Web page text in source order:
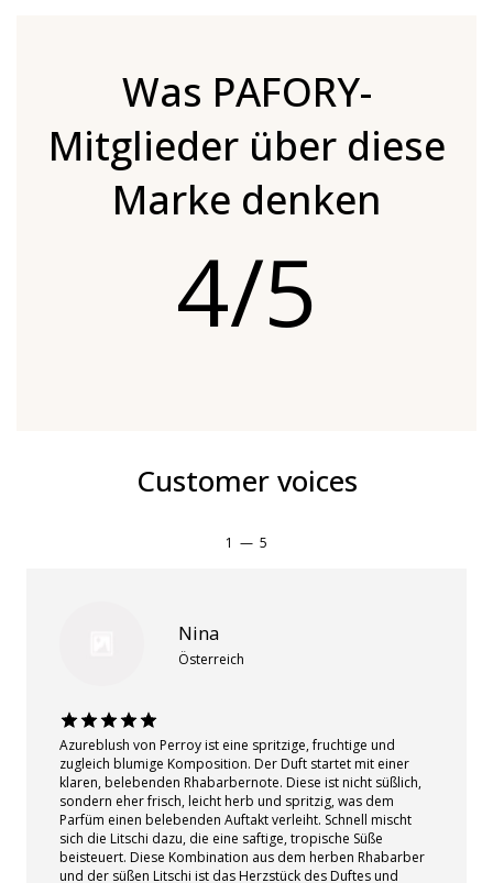
Was PAFORY-
Mitglieder über diese
Marke denken
4/5
Customer voices
1 — 5
Nina
Österreich
Azureblush von Perroy ist eine spritzige, fruchtige und
zugleich blumige Komposition. Der Duft startet mit einer
klaren, belebenden Rhabarbernote. Diese ist nicht süßlich,
sondern eher frisch, leicht herb und spritzig, was dem
Parfüm einen belebenden Auftakt verleiht. Schnell mischt
sich die Litschi dazu, die eine saftige, tropische Süße
beisteuert. Diese Kombination aus dem herben Rhabarber
und der süßen Litschi ist das Herzstück des Duftes und